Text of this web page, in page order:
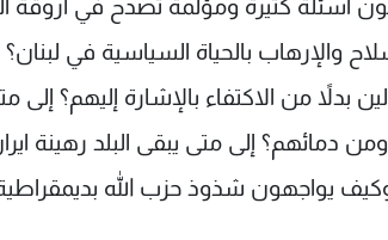
أسئلة كثيرة ومؤلمة تصدح في أروقة
والإرهاب بالحياة السياسية في
من الاكتفاء بالإشارة إليهم؟ إلى
ومن دمائهم؟ إلى متى يبقى البلد رهينة
وكيف يواجهون شذوذ حزب الله